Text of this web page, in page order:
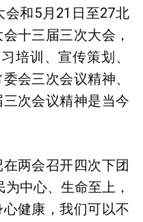
会和5月21日至27北
十三届三次大会，
培训、宣传策划、
会三次会议精神、
次会议精神是当今
两会召开四次下团
中心、生命至上，
健康，我们可以不